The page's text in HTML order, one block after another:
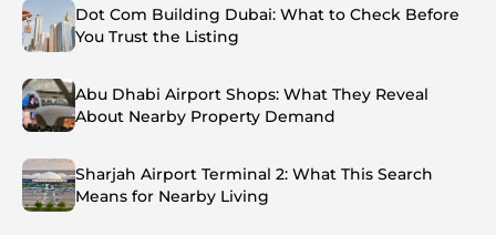
Dot Com Building Dubai: What to Check Before
You Trust the Listing
Abu Dhabi Airport Shops: What They Reveal
About Nearby Property Demand
Sharjah Airport Terminal 2: What This Search
Means for Nearby Living